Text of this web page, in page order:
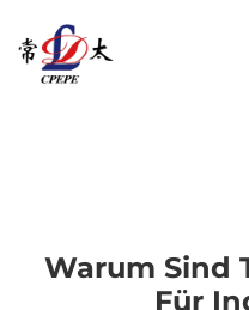
Warum Sind
Für